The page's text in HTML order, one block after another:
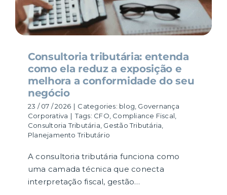
Consultoria tributária: entenda
como ela reduz a exposição e
melhora a conformidade do seu
negócio
23 / 07 / 2026 | Categories: blog Governança
Corporativa | Tags: CFO Compliance Fiscal
Consultoria Tributária Gestão Tributária
Planejamento Tributário
A consultoria tributária funciona como
uma camada técnica que conecta
interpretação fiscal, gestão…